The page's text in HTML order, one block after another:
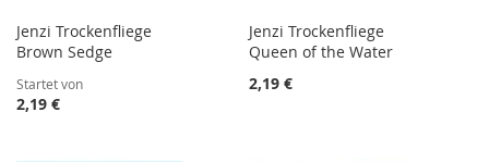
Jenzi Trockenfliege
Brown Sedge
Startet von
2,19 €
Jenzi Trockenfliege
Queen of the Water
2,19 €